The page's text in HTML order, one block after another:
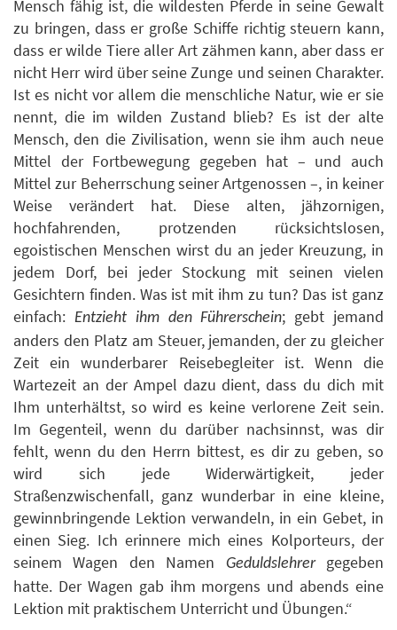
Mensch fähig ist, die wildesten Pferde in seine Gewalt
zu bringen, dass er große Schiffe richtig steuern kann,
dass er wilde Tiere aller Art zähmen kann, aber dass er
nicht Herr wird über seine Zunge und seinen Charakter.
Ist es nicht vor allem die menschliche Natur, wie er sie
nennt, die im wilden Zustand blieb? Es ist der alte
Mensch, den die Zivilisation, wenn sie ihm auch neue
Mittel der Fortbewegung gegeben hat – und auch
Mittel zur Beherrschung seiner Artgenossen –, in keiner
Weise verändert hat. Diese alten, jähzornigen,
hochfahrenden, protzenden rücksichtslosen,
egoistischen Menschen wirst du an jeder Kreuzung, in
jedem Dorf, bei jeder Stockung mit seinen vielen
Gesichtern finden. Was ist mit ihm zu tun? Das ist ganz
einfach: Entzieht ihm den Führerschein; gebt jemand
anders den Platz am Steuer, jemanden, der zu gleicher
Zeit ein wunderbarer Reisebegleiter ist. Wenn die
Wartezeit an der Ampel dazu dient, dass du dich mit
Ihm unterhältst, so wird es keine verlorene Zeit sein.
Im Gegenteil, wenn du darüber nachsinnst, was dir
fehlt, wenn du den Herrn bittest, es dir zu geben, so
wird sich jede Widerwärtigkeit, jeder
Straßenzwischenfall, ganz wunderbar in eine kleine,
gewinnbringende Lektion verwandeln, in ein Gebet, in
einen Sieg. Ich erinnere mich eines Kolporteurs, der
seinem Wagen den Namen
Geduldslehrergegeben
hatte. Der Wagen gab ihm morgens und abends eine
Lektion mit praktischem Unterricht und Übungen.“